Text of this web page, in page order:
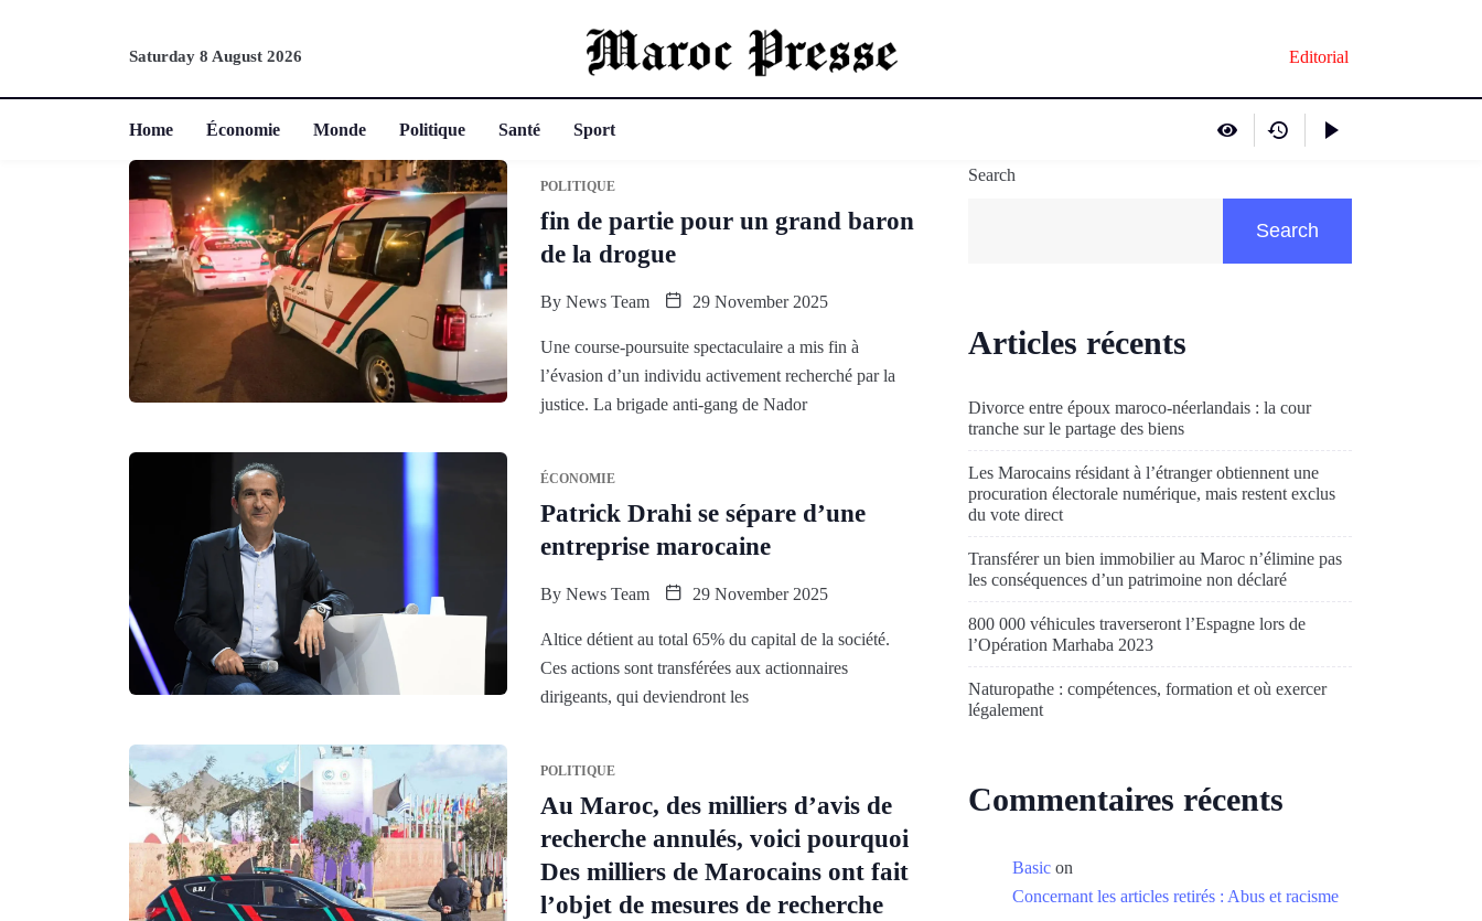
Saturday 8 August 2026 Editorial
Home Économie Monde Politique Santé Sport
POLITIQUE
fin de partie pour un grand baron
de la drogue
By News Team 29 November 2025
Une course-poursuite spectaculaire a mis fin à
l’évasion d’un individu activement recherché par la
justice. La brigade anti-gang de Nador
ÉCONOMIE
Patrick Drahi se sépare d’une
entreprise marocaine
By News Team 29 November 2025
Altice détient au total 65% du capital de la société.
Ces actions sont transférées aux actionnaires
dirigeants, qui deviendront les
POLITIQUE
Au Maroc, des milliers d’avis de
recherche annulés, voici pourquoi
Des milliers de Marocains ont fait
l’objet de mesures de recherche
Search
Search
Articles récents
Divorce entre époux maroco-néerlandais : la cour
tranche sur le partage des biens
Les Marocains résidant à l’étranger obtiennent une
procuration électorale numérique, mais restent exclus
du vote direct
Transférer un bien immobilier au Maroc n’élimine pas
les conséquences d’un patrimoine non déclaré
800 000 véhicules traverseront l’Espagne lors de
l’Opération Marhaba 2023
Naturopathe : compétences, formation et où exercer
légalement
Commentaires récents
Basic on
Concernant les articles retirés : Abus et racisme